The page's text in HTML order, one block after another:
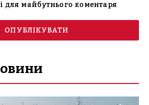
для майбутнього коментаря